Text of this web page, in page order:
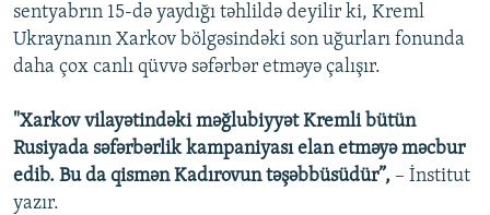
sentyabrın 15-də yaydığı təhlildə deyilir ki, Kreml
Ukraynanın Xarkov bölgəsindəki son uğurları fonunda
daha çox canlı qüvvə səfərbər etməyə çalışır.
"Xarkov vilayətindəki məğlubiyyət Kremli bütün
Rusiyada səfərbərlik kampaniyası elan etməyə məcbur
edib. Bu da qismən Kadırovun təşəbbüsüdür”, – İnstitut
yazır.